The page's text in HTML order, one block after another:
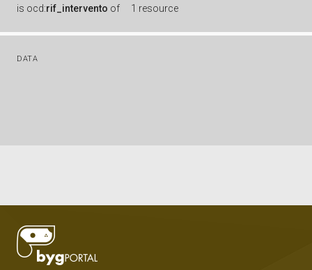
is ocd:rif_intervento of 1 resource
DATA